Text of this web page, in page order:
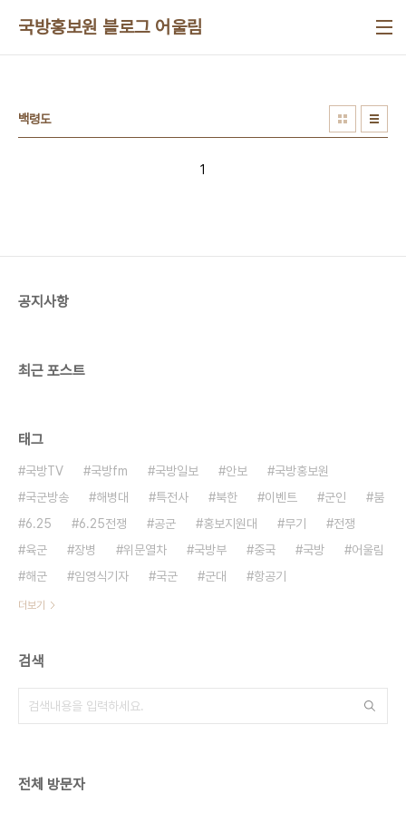
국방홍보원 블로그 어울림
백령도
1
공지사항
최근 포스트
태그
국방TV 국방fm 국방일보 안보
국방홍보원
국군방송
해병대 특전사 북한 이벤트 군인
붐
6.25
6.25전쟁 공군 홍보지원대 무기
전쟁
육군
장병 위문열차 국방부 중국 국방
어울림
해군
임영식기자 국군 군대 항공기
더보기
검색
전체 방문자